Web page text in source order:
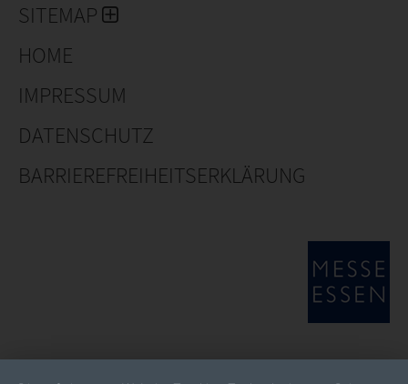
SITEMAP
HOME
IMPRESSUM
DATENSCHUTZ
BARRIEREFREIHEITSERKLÄRUNG